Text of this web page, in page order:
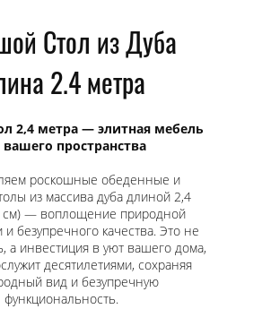
Стол из Дуба
2.4 метра
2,4 метра — элитная мебель
вашего пространства
роскошные обеденные и
из массива дуба длиной 2,4
см) — воплощение природной
и безупречного качества. Это не
а инвестиция в уют вашего дома,
десятилетиями, сохраняя
вид и безупречную
функциональность.